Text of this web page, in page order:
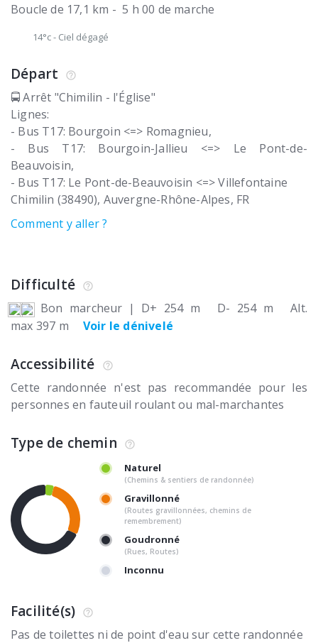
Boucle de 17,1 km - 5 h 00 de marche
14°c- Ciel dégagé
Départ
🚍 Arrêt "Chimilin - l'Église"
Lignes:
- Bus T17: Bourgoin <=> Romagnieu,
- Bus T17: Bourgoin-Jallieu <=> Le Pont-de-
Beauvoisin,
- Bus T17: Le Pont-de-Beauvoisin <=> Villefontaine
Chimilin (38490) Auvergne-Rhône-Alpes FR
Comment y aller ?
Difficulté
Bon marcheur | D+ 254 m D- 254 m
Alt.
max 397 m
Voir le dénivelé
Accessibilité
Cette randonnée n'est pas recommandée pour les
personnes en fauteuil roulant ou mal-marchantes
Type de chemin
Naturel
(Chemins & sentiers de randonnée)
Gravillonné
(Routes gravillonnées, chemins de
remembrement)
Goudronné
(Rues, Routes)
Inconnu
Facilité(s)
Pas de toilettes ni de point d'eau sur cette randonnée